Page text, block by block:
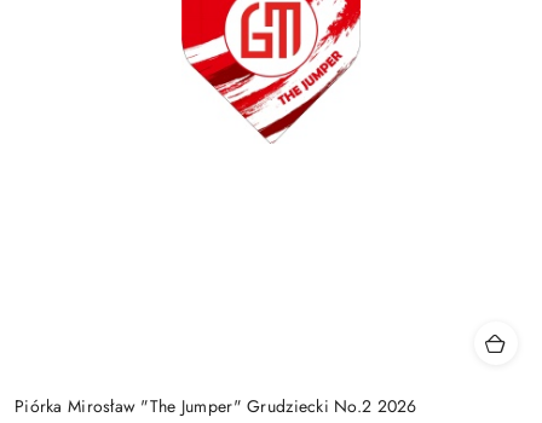
Piórka Mirosław "The Jumper" Grudziecki No.2 2026